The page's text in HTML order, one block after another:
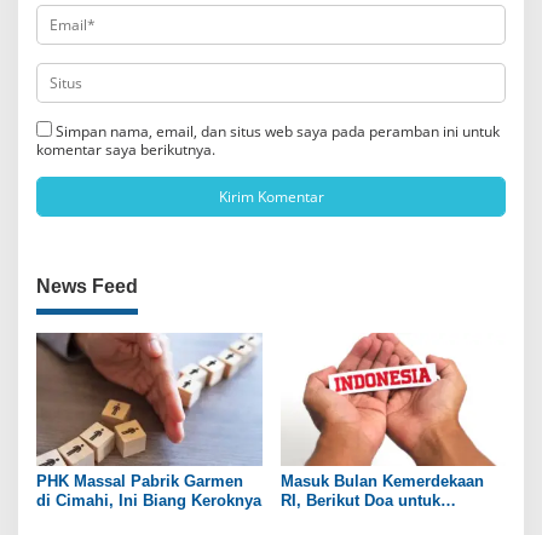
Simpan nama, email, dan situs web saya pada peramban ini untuk
komentar saya berikutnya.
News Feed
PHK Massal Pabrik Garmen
di Cimahi, Ini Biang Keroknya
Masuk Bulan Kemerdekaan
RI, Berikut Doa untuk